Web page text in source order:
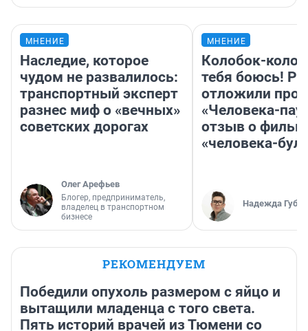
МНЕНИЕ
Наследие, которое
чудом не развалилось:
транспортный эксперт
разнес миф о «вечных»
советских дорогах
Олег Арефьев
Блогер, предприниматель,
владелец в транспортном
бизнесе
МНЕНИЕ
Колобок-
тебя боюсь!
отложили
«Человека-
отзыв о
«человека-
Надежда
РЕКОМЕНДУЕМ
Победили опухоль размером с яйцо и
вытащили младенца с того света.
Пять историй врачей из Тюмени со